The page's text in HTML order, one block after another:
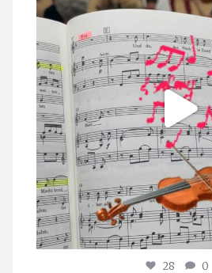
28 0